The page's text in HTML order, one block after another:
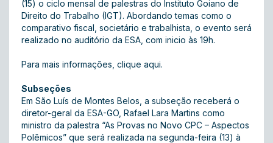
(15) o ciclo mensal de palestras do Instituto Goiano de
Direito do Trabalho (IGT). Abordando temas como o
comparativo fiscal, societário e trabalhista, o evento será
realizado no auditório da ESA, com inicio às 19h.
Para mais informações, clique aqui.
Subseções
Em São Luís de Montes Belos, a subseção receberá o
diretor-geral da ESA-GO, Rafael Lara Martins como
ministro da palestra “As Provas no Novo CPC – Aspectos
Polêmicos” que será realizada na segunda-feira (13) à